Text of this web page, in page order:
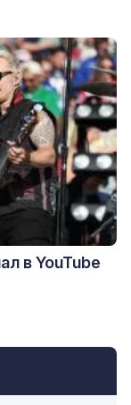
в YouTube